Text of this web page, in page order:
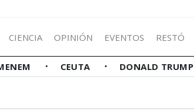
CIENCIA OPINIÓN EVENTOS RESTÓ
CEUTA DONALD TRUMP